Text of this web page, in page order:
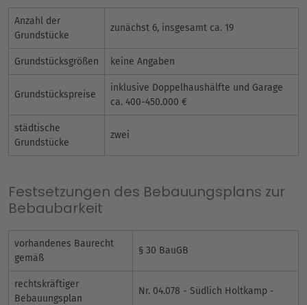
Anzahl der
Grundstücke
zunächst 6, insgesamt ca. 19
Grundstücksgrößen keine Angaben
Grundstückspreise
inklusive Doppelhaushälfte und Garage
ca. 400-450.000 €
städtische
Grundstücke
zwei
Festsetzungen des Bebauungsplans zur
Bebaubarkeit
vorhandenes Baurecht
gemäß
§ 30 BauGB
rechtskräftiger
Bebauungsplan
Nr. 04.078 - Südlich Holtkamp -